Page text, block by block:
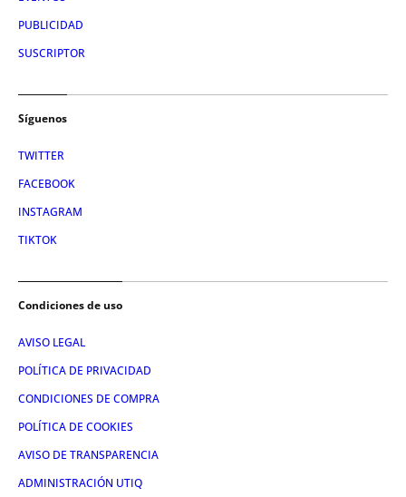
PUBLICIDAD
SUSCRIPTOR
Síguenos
TWITTER
FACEBOOK
INSTAGRAM
TIKTOK
Condiciones de uso
AVISO LEGAL
POLÍTICA DE PRIVACIDAD
CONDICIONES DE COMPRA
POLÍTICA DE COOKIES
AVISO DE TRANSPARENCIA
ADMINISTRACIÓN UTIQ